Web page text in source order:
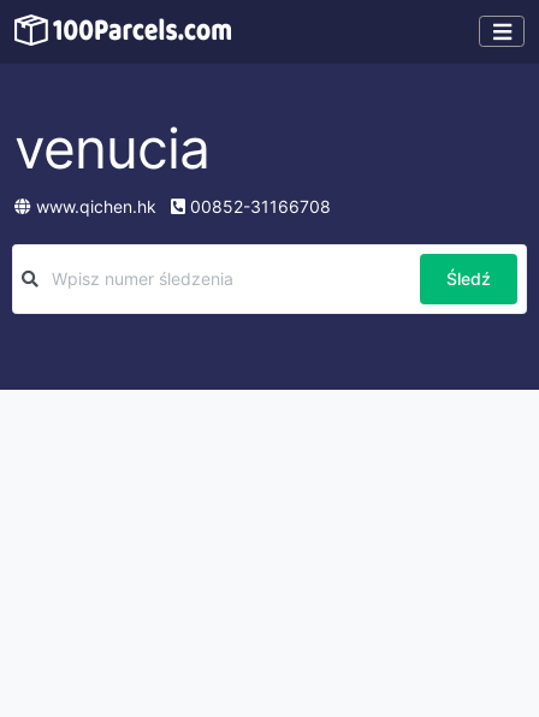
venucia
www.qichen.hk 00852-31166708
Śledź